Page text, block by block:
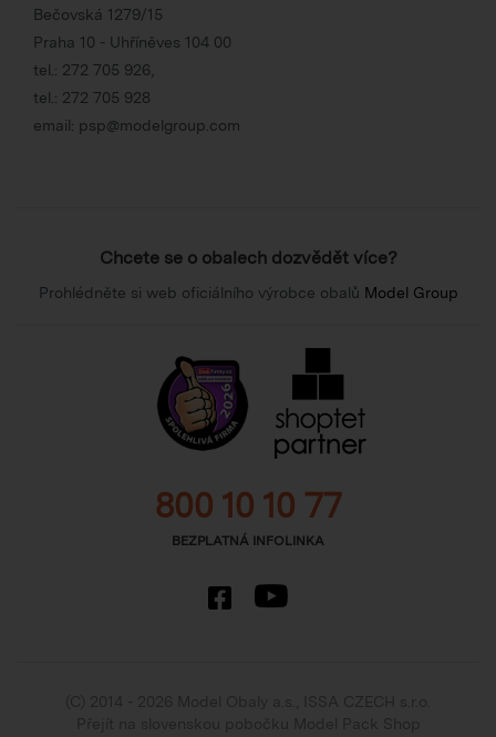
Bečovská 1279/15
Praha 10 - Uhříněves 104 00
tel.: 272 705 926
tel.: 272 705 928
email: psp@modelgroup.com
Chcete se o obalech dozvědět více?
Prohlédněte si web oficiálního výrobce obalů Model Group
800 10 10 77
BEZPLATNÁ INFOLINKA